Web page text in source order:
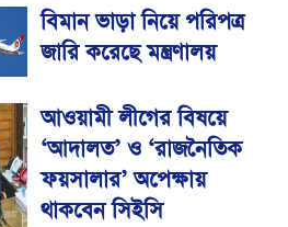
বিমান ভাড়া নিয়ে পরিপত্র
জারি করেছে মন্ত্রণালয়
আওয়ামী লীগের বিষয়ে
‘আদালত’ ও ‘রাজনৈতিক
ফয়সালার’ অপেক্ষায়
থাকবেন সিইসি